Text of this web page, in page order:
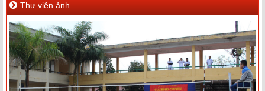
Thư viện ảnh